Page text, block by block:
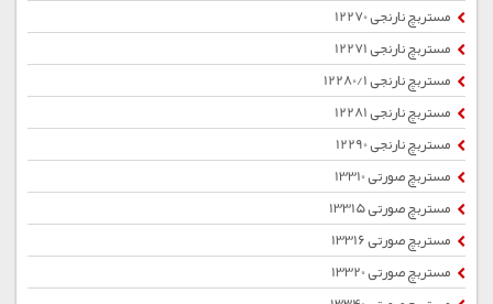
مستربچ نارنجی 12270
مستربچ نارنجی 12271
مستربچ نارنجی 12280/1
مستربچ نارنجی 12281
مستربچ نارنجی 12290
مستربچ صورتی 13310
مستربچ صورتی 13315
مستربچ صورتی 13316
مستربچ صورتی 13320